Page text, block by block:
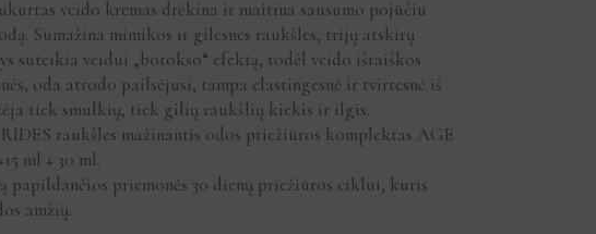
veido kremas drėkina ir maitina sausumo pojūčiu
Sumažina mimikos ir gilesnes raukšles, trijų atskirų
suteikia veidui „botokso“ efektą, todėl veido išraiškos
oda atrodo pailsėjusi, tampa elastingesnė ir tvirtesnė iš
tiek smulkių, tiek gilių raukšlių kiekis ir ilgis.
raukšles mažinantis odos priežiūros komplektas AGE
ml + 30 ml.
papildančios priemonės 30 dienų priežiūros ciklui, kuris
amžių.